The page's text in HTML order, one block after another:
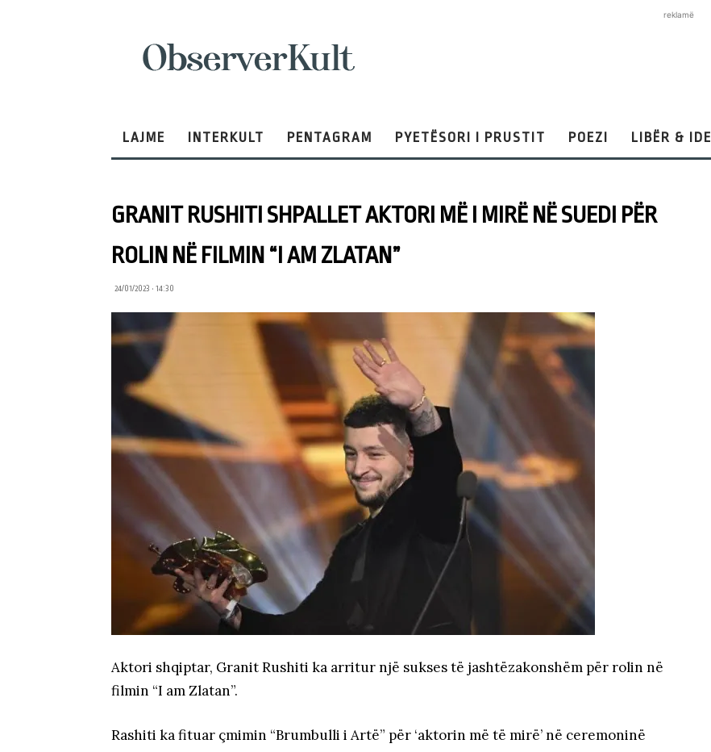
reklamë
LAJME INTERKULT PENTAGRAM PYETËSORI I PRUSTIT POEZI LIBËR & IDE
GRANIT RUSHITI SHPALLET AKTORI MË I MIRË NË SUEDI PËR
ROLIN NË FILMIN “I AM ZLATAN”
24/01/2023 • 14:30
Aktori shqiptar, Granit Rushiti ka arritur një sukses të jashtëzakonshëm për rolin në
filmin “I am Zlatan”.
Rashiti ka fituar çmimin “Brumbulli i Artë” për ‘aktorin më të mirë’ në ceremoninë